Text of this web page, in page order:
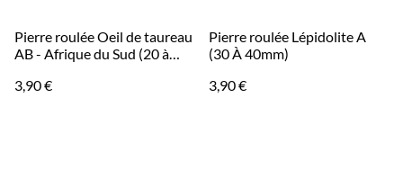
Pierre roulée Oeil de taureau
AB - Afrique du Sud (20 à
3,90 €
Pierre roulée Lépidolite A
(30 À 40mm)
3,90 €